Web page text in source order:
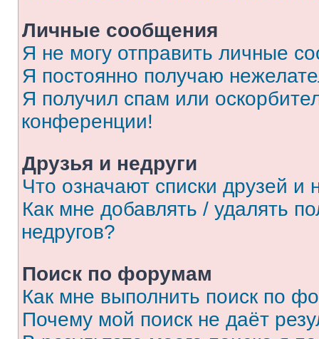
Личные сообщения
Я не могу отправить личные
Я постоянно получаю
Я получил спам или
конференции!
Друзья и недруги
Что означают списки друзей и
Как мне добавлять / удалять
недругов?
Поиск по форумам
Как мне выполнить поиск по
Почему мой поиск не даёт